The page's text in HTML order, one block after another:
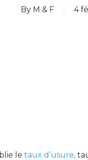
By M & F 4
le taux d’usure,